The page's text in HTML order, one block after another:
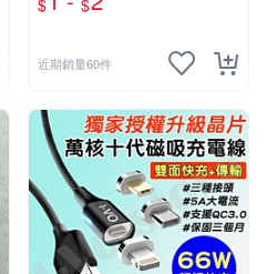
$ $
近期銷量60件